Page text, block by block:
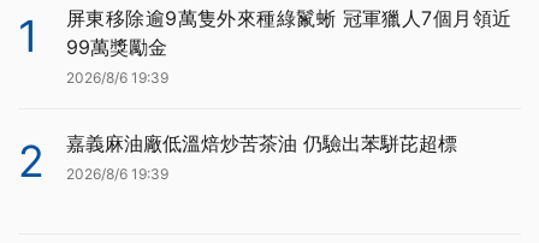
1
屏東移除逾9萬隻外來種綠鬣蜥 冠軍獵人7個月領近
99萬獎勵金
2026/8/6 19:39
2 嘉義麻油廠低溫焙炒苦茶油 仍驗出苯駢芘超標
2026/8/6 19:39